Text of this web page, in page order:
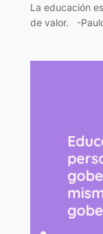
La educación
de valor. -